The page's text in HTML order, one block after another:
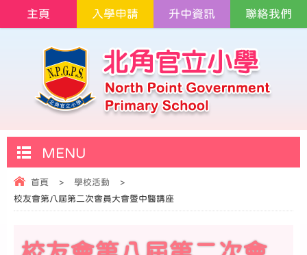
主頁 入學申請 升中資訊 聯絡我們
MENU
首頁 > 學校活動
>
校友會第八屆第二次會員大會暨中醫講座